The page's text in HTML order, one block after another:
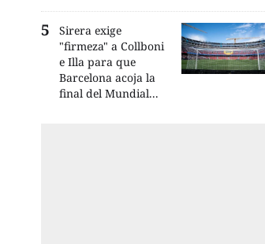
Sirera exige
"firmeza" a Collboni
e Illa para que
Barcelona acoja la
final del Mundial...